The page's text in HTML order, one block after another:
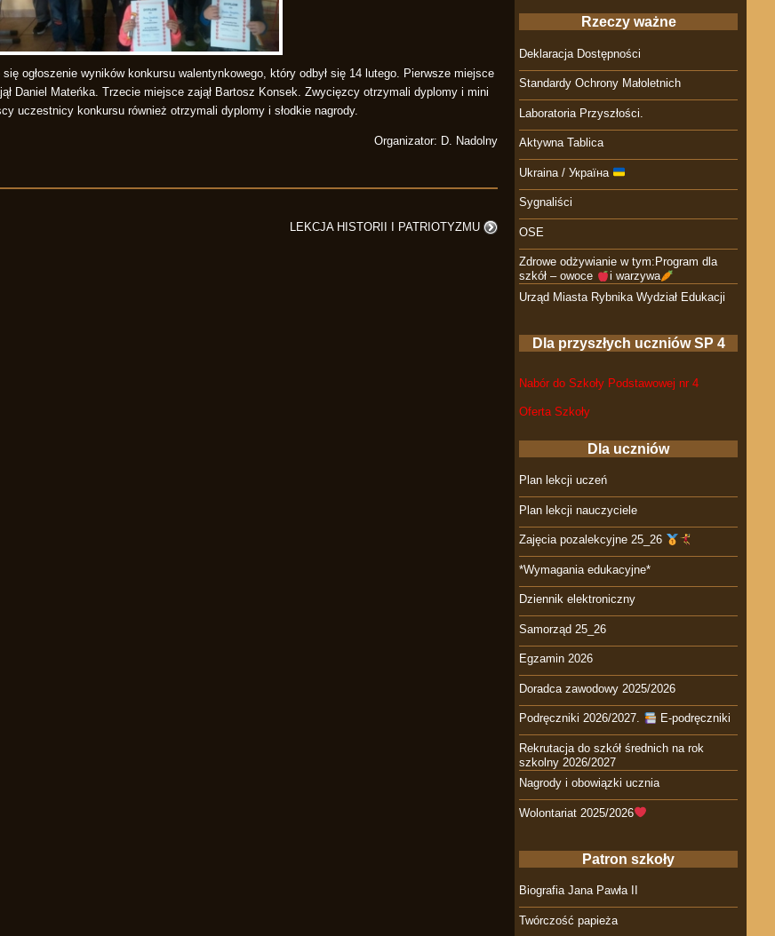
ogłoszenie wyników konkursu walentynkowego, który odbył się 14 lutego. Pierwsze miejsce
Daniel Mateńka. Trzecie miejsce zajął Bartosz Konsek. Zwycięzcy otrzymali dyplomy i mini
uczestnicy konkursu również otrzymali dyplomy i słodkie nagrody.
Organizator: D. Nadolny
LEKCJA HISTORII I PATRIOTYZMU
Rzeczy ważne
Deklaracja Dostępności
Standardy Ochrony Małoletnich
Laboratoria Przyszłości.
Aktywna Tablica
Ukraina / Україна
Sygnaliści
OSE
Zdrowe odżywianie w tym:Program dla
szkół – owoce
i warzywa
Urząd Miasta Rybnika Wydział Edukacji
Dla przyszłych uczniów SP 4
Nabór do Szkoły Podstawowej nr 4
Oferta Szkoły
Dla uczniów
Plan lekcji uczeń
Plan lekcji nauczyciele
Zajęcia pozalekcyjne 25_26
*Wymagania edukacyjne*
Dziennik elektroniczny
Samorząd 25_26
Egzamin 2026
Doradca zawodowy 2025/2026
Podręczniki 2026/2027. E-podręczniki
Rekrutacja do szkół średnich na rok
szkolny 2026/2027
Nagrody i obowiązki ucznia
Wolontariat 2025/2026
Patron szkoły
Biografia Jana Pawła II
Twórczość papieża